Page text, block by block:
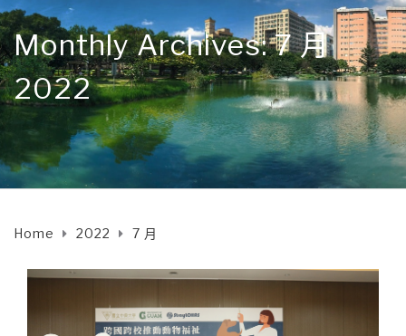
Monthly Archives: 7 月
2022
Home 2022 7 月